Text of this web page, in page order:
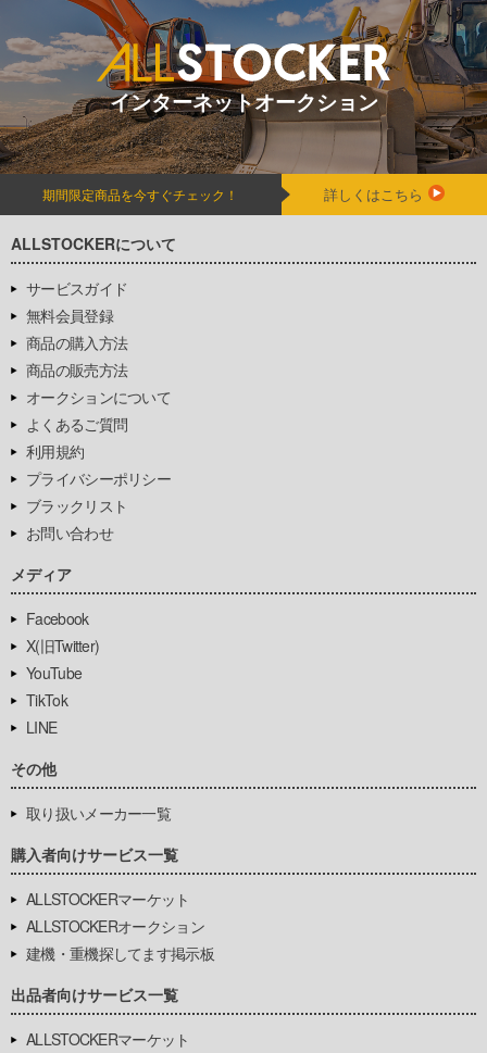
インターネットオークション
期間限定商品を今すぐチェック！ 詳しくはこちら
ALLSTOCKERについて
サービスガイド
無料会員登録
商品の購入方法
商品の販売方法
オークションについて
よくあるご質問
利用規約
プライバシーポリシー
ブラックリスト
お問い合わせ
メディア
Facebook
X(旧Twitter)
YouTube
TikTok
LINE
その他
取り扱いメーカー一覧
購入者向けサービス一覧
ALLSTOCKERマーケット
ALLSTOCKERオークション
建機・重機探してます掲示板
出品者向けサービス一覧
ALLSTOCKERマーケット